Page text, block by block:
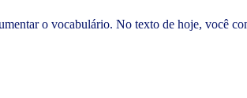
o vocabulário. No texto de hoje, você